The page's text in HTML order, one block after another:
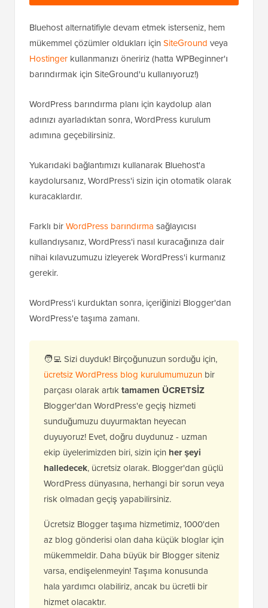
Bluehost alternatifiyle devam etmek isterseniz, hem
mükemmel çözümler oldukları için SiteGround veya
Hostinger kullanmanızı öneririz (hatta WPBeginner'ı
barındırmak için SiteGround'u kullanıyoruz!)
WordPress barındırma planı için kaydolup alan
adınızı ayarladıktan sonra, WordPress kurulum
adımına geçebilirsiniz.
Yukarıdaki bağlantımızı kullanarak Bluehost'a
kaydolursanız, WordPress'i sizin için otomatik olarak
kuracaklardır.
Farklı birWordPress barındırma sağlayıcısı
kullandıysanız, WordPress'i nasıl kuracağınıza dair
nihai kılavuzumuzu izleyerek WordPress'i kurmanız
gerekir.
WordPress'i kurduktan sonra, içeriğinizi Blogger'dan
WordPress'e taşıma zamanı.
🧑‍💻 Sizi duyduk! Birçoğunuzun sorduğu için,
ücretsiz WordPress blog kurulumumuzun bir
parçası olarak artıktamamen ÜCRETSİZ
Blogger'dan WordPress'e geçiş hizmeti
sunduğumuzu duyurmaktan heyecan
duyuyoruz! Evet, doğru duydunuz - uzman
ekip üyelerimizden biri, sizin için her şeyi
halledecek, ücretsiz olarak. Blogger'dan güçlü
WordPress dünyasına, herhangi bir sorun veya
risk olmadan geçiş yapabilirsiniz.
Ücretsiz Blogger taşıma hizmetimiz, 1000'den
az blog gönderisi olan daha küçük bloglar için
mükemmeldir. Daha büyük bir Blogger siteniz
varsa, endişelenmeyin! Taşıma konusunda
hala yardımcı olabiliriz, ancak bu ücretli bir
hizmet olacaktır.